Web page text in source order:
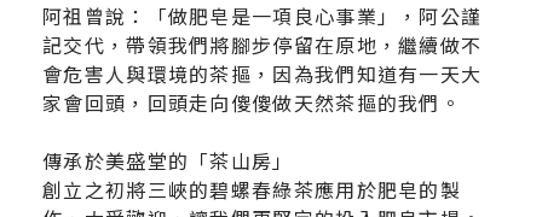
阿祖曾說：「做肥皂是一項良心事業」，阿公謹
記交代，帶領我們將腳步停留在原地，繼續做不
會危害人與環境的茶摳，因為我們知道有一天大
家會回頭，回頭走向傻傻做天然茶摳的我們。
傳承於美盛堂的「茶山房」
創立之初將三峽的碧螺春綠茶應用於肥皂的製